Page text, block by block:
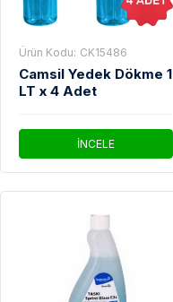
Ürün Kodu: CK15486
Camsil Yedek Dökme 1
LT x 4 Adet
İNCELE